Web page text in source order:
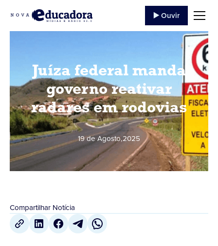
▶️ Ouvir
Juíza federal manda
governo reativar
radares em rodovias
19 de Agosto,2025
Compartilhar Notícia